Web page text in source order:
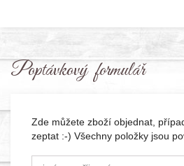
Poptávkový formulář
Zde můžete zboží objednat,
zeptat :-) Všechny položky jsou